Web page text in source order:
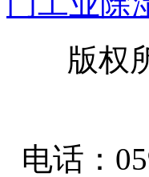
版权
电话：